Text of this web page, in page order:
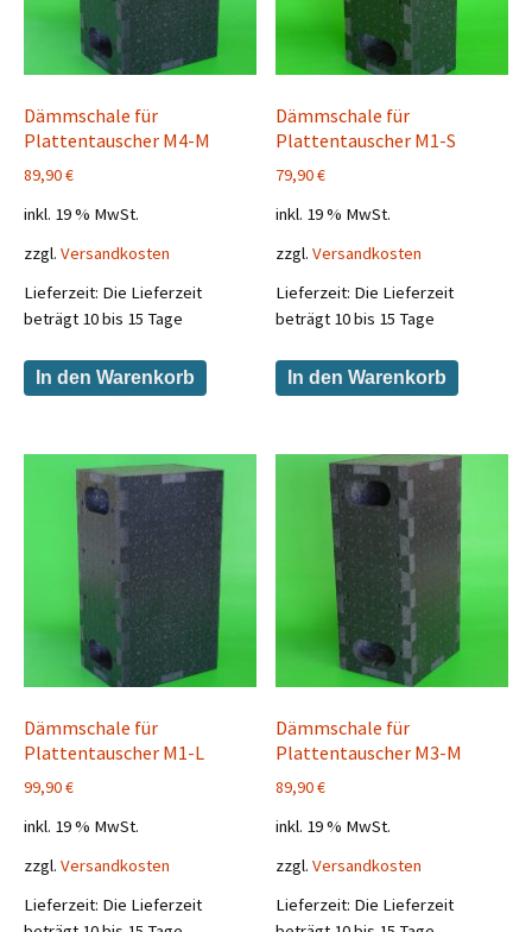
Dämmschale für
Plattentauscher M4-M
89,90€
inkl. 19 % MwSt.
zzgl. Versandkosten
Lieferzeit: Die Lieferzeit
beträgt 10 bis 15 Tage
In den Warenkorb
Dämmschale für
Plattentauscher M1-S
79,90€
inkl. 19 % MwSt.
zzgl.Versandkosten
Lieferzeit: Die Lieferzeit
beträgt 10 bis 15 Tage
In den Warenkorb
Dämmschale für
Plattentauscher M1-L
99,90€
inkl. 19 % MwSt.
zzgl. Versandkosten
Lieferzeit: Die Lieferzeit
Dämmschale für
Plattentauscher M3-M
89,90€
inkl. 19 % MwSt.
zzgl.Versandkosten
Lieferzeit: Die Lieferzeit